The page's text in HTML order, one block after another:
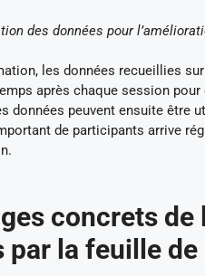
des données pour
les données recueillies
après chaque session
données peuvent ensuite
de participants arrive
concrets
la feuille de